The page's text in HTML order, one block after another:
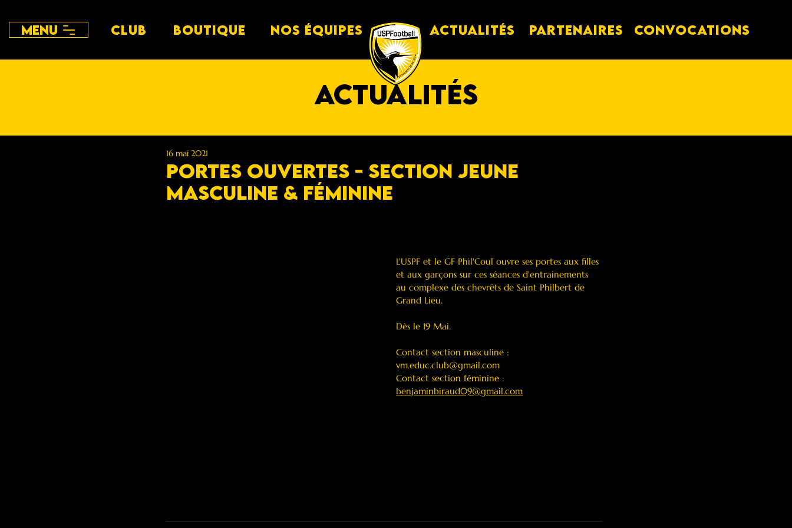
Menu CLUB BOUTIQUE Nos équipes Actualités PARTENAIRES Convocations
actualités
PORTES OUVERTES - Section jeune
Masculine & Féminine
16 mai 2021
L'USPF et le GF Phil'Coul ouvre ses portes aux filles
et aux garçons sur ces séances d'entrainements
au complexe des chevrêts de Saint Philbert de
Grand Lieu.
Dès le 19 Mai.
Contact section masculine :
vm.educ.club@gmail.com
Contact section féminine :
benjaminbiraud09@gmail.com